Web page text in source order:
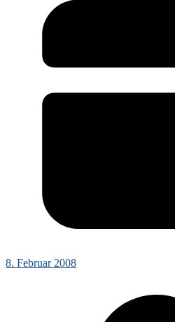
8. Februar 2008